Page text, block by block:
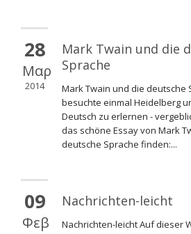
28
Μαρ
2014
Mark Twain und die
Sprache
Mark Twain und die deutsche
besuchte einmal Heidelberg
Deutsch zu erlernen -
das schöne Essay von Mark
deutsche Sprache finden:...
09
Φεβ
Nachrichten-leicht
Nachrichten-leicht Auf dieser